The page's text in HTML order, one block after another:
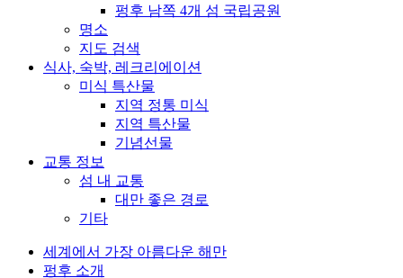
펑후 남쪽 4개 섬 국립공원
명소
지도 검색
식사, 숙박, 레크리에이션
미식 특산물
지역 정통 미식
지역 특산물
기념선물
교통 정보
섬 내 교통
대만 좋은 경로
기타
세계에서 가장 아름다운 해만
펑후 소개